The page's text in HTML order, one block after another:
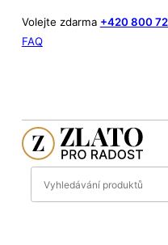
Volejte zdarma +420 800
FAQ